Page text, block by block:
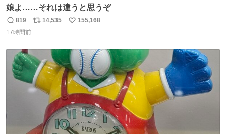
娘よ……それは違うと思うぞ
返
信
819
リ
ト
数
14,535
い
数
155,168
17時間前